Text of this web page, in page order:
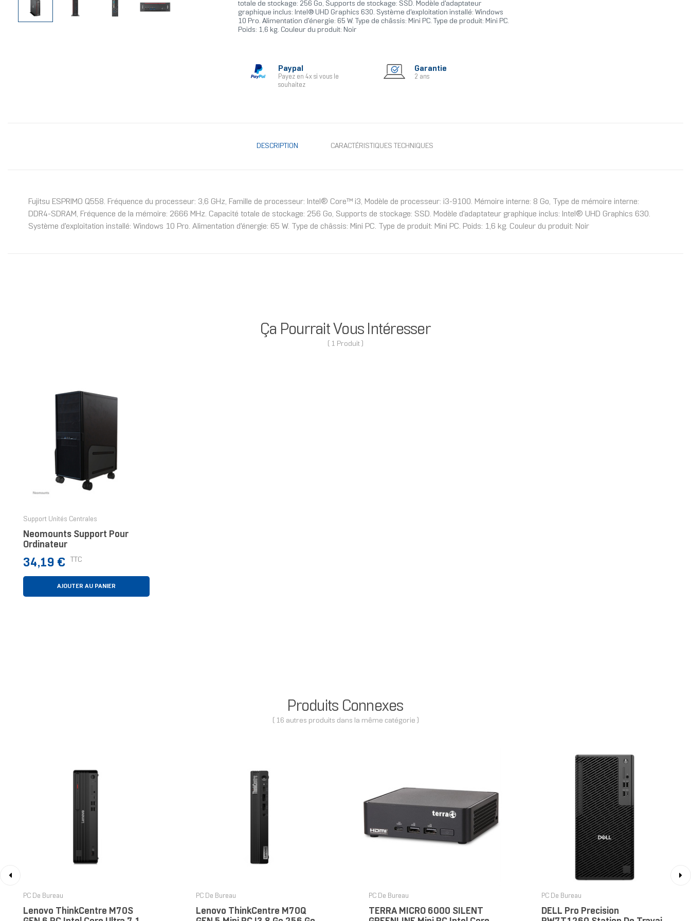
totale de stockage: 256 Go, Supports de stockage: SSD. Modèle d'adaptateur
graphique inclus: Intel® UHD Graphics 630. Système d'exploitation installé: Windows
10 Pro. Alimentation d'énergie: 65 W. Type de châssis: Mini PC. Type de produit: Mini PC.
Poids: 1,6 kg. Couleur du produit: Noir
Paypal
Payez en 4x si vous le
souhaitez
Garantie
2 ans
DESCRIPTION CARACTÉRISTIQUES TECHNIQUES
Fujitsu ESPRIMO Q558. Fréquence du processeur: 3,6 GHz, Famille de processeur: Intel® Core™ i3, Modèle de processeur: i3-9100. Mémoire interne: 8 Go, Type de mémoire interne:
DDR4-SDRAM, Fréquence de la mémoire: 2666 MHz. Capacité totale de stockage: 256 Go, Supports de stockage: SSD. Modèle d'adaptateur graphique inclus: Intel® UHD Graphics 630.
Système d'exploitation installé: Windows 10 Pro. Alimentation d'énergie: 65 W. Type de châssis: Mini PC. Type de produit: Mini PC. Poids: 1,6 kg. Couleur du produit: Noir
Ça Pourrait Vous Intéresser
( 1 Produit )
Support Unités Centrales
Neomounts Support Pour
Ordinateur
Prix
34,19 € TTC
AJOUTER AU PANIER
Produits Connexes
( 16 autres produits dans la même catégorie )
PC De Bureau
Lenovo ThinkCentre M70S
PC De Bureau
Lenovo ThinkCentre M70Q
PC De Bureau
TERRA MICRO 6000 SILENT
PC De Bureau
DELL Pro Precision